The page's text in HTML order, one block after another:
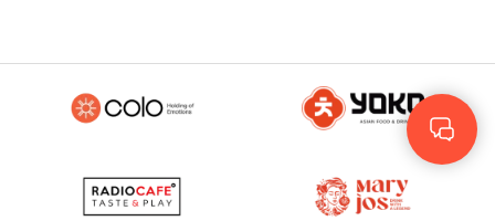
Rus